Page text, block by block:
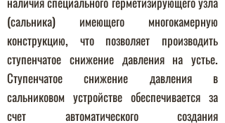
(сальника) имеющего многокамерную
конструкцию, что позволяет производить
ступенчатое снижение давления на устье.
Ступенчатое снижение давления в
сальниковом устройстве обеспечивается за
счет автоматического создания